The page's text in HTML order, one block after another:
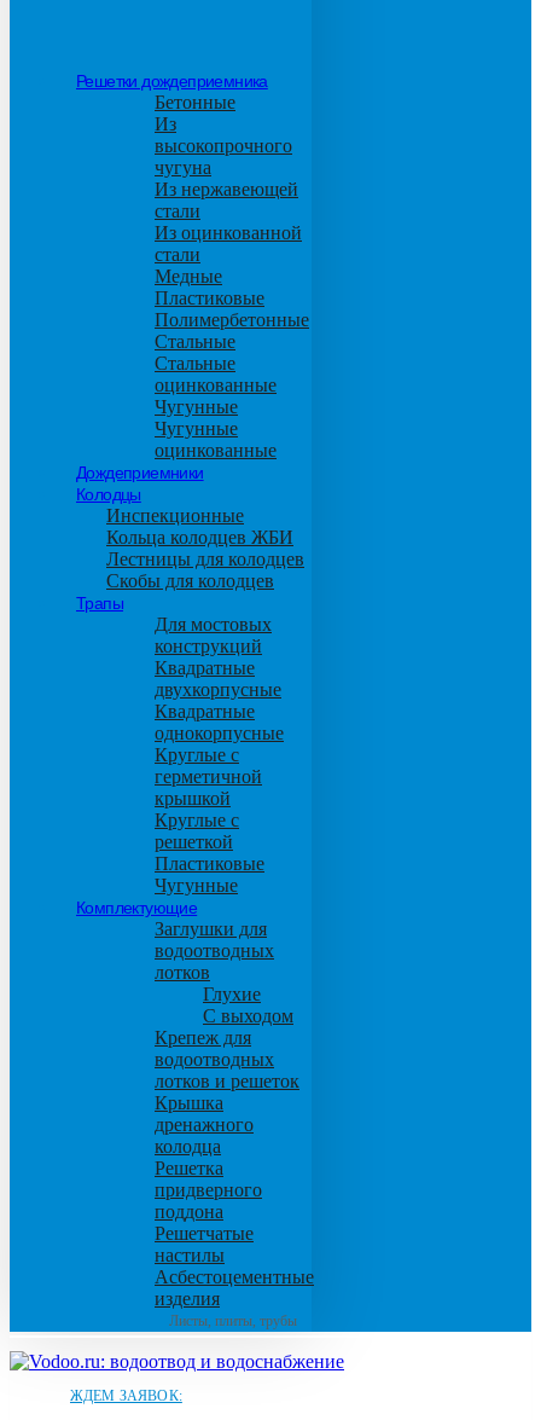
Решетки дождеприемника
Бетонные
Из
высокопрочного
чугуна
Из нержавеющей
стали
Из оцинкованной
стали
Медные
Пластиковые
Полимербетонные
Стальные
Стальные
оцинкованные
Чугунные
Чугунные
оцинкованные
Дождеприемники
Колодцы
Инспекционные
Кольца колодцев ЖБИ
Лестницы для колодцев
Скобы для колодцев
Трапы
Для мостовых
конструкций
Квадратные
двухкорпусные
Квадратные
однокорпусные
Круглые с
герметичной
крышкой
Круглые с
решеткой
Пластиковые
Чугунные
Комплектующие
Заглушки для
водоотводных
лотков
Глухие
С выходом
Крепеж для
водоотводных
лотков и решеток
Крышка
дренажного
колодца
Решетка
придверного
поддона
Решетчатые
настилы
Асбестоцементные
изделия
Листы, плиты, трубы
ЖДЕМ ЗАЯВОК: